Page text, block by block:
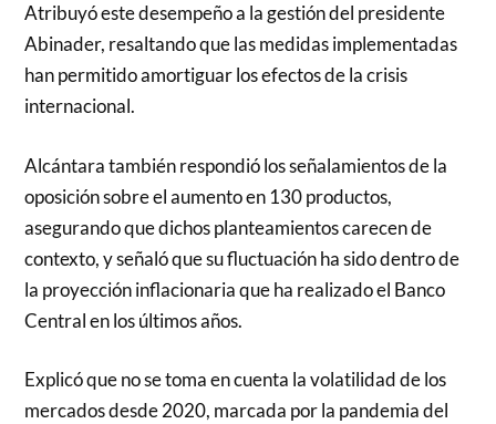
Atribuyó este desempeño a la gestión del presidente
Abinader, resaltando que las medidas implementadas
han permitido amortiguar los efectos de la crisis
internacional.
Alcántara también respondió los señalamientos de la
oposición sobre el aumento en 130 productos,
asegurando que dichos planteamientos carecen de
contexto, y señaló que su fluctuación ha sido dentro de
la proyección inflacionaria que ha realizado el Banco
Central en los últimos años.
Explicó que no se toma en cuenta la volatilidad de los
mercados desde 2020, marcada por la pandemia del